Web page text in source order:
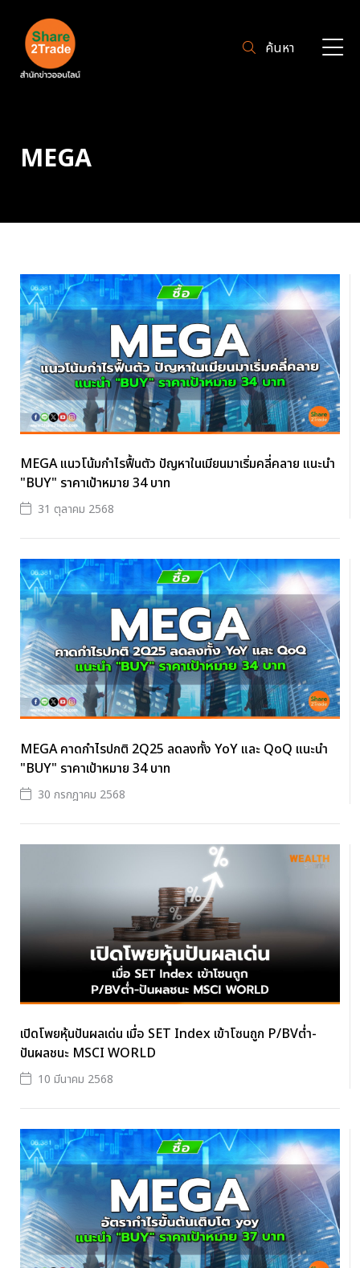
ค้นหา
MEGA
MEGA แนวโน้มกำไรฟื้นตัว ปัญหาในเมียนมาเริ่มคลี่คลาย แนะนำ
"BUY" ราคาเป้าหมาย 34 บาท
31 ตุลาคม 2568
MEGA คาดกำไรปกติ 2Q25 ลดลงทั้ง YoY และ QoQ แนะนำ
"BUY" ราคาเป้าหมาย 34 บาท
30 กรกฎาคม 2568
เปิดโพยหุ้นปันผลเด่น เมื่อ SET Index เข้าโซนถูก P/BVต่ำ-
ปันผลชนะ MSCI WORLD
10 มีนาคม 2568